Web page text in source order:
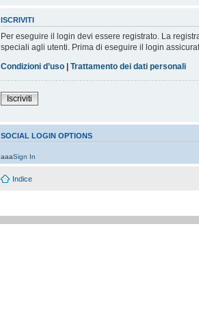
ISCRIVITI
Per eseguire il login devi essere registrato. La
speciali agli utenti. Prima di eseguire il login
Condizioni d’uso | Trattamento dei dati personali
Iscriviti
SOCIAL LOGIN OPTIONS
aaaSign In
Indice